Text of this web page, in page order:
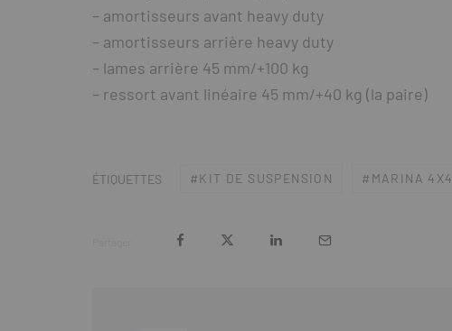
– amortisseurs avant heavy duty
– amortisseurs arrière heavy duty
– lames arrière 45 mm/+100 kg
– ressort avant linéaire 45 mm/+40 kg (la paire)
ÉTIQUETTES KIT DE SUSPENSION MARINA 4X4